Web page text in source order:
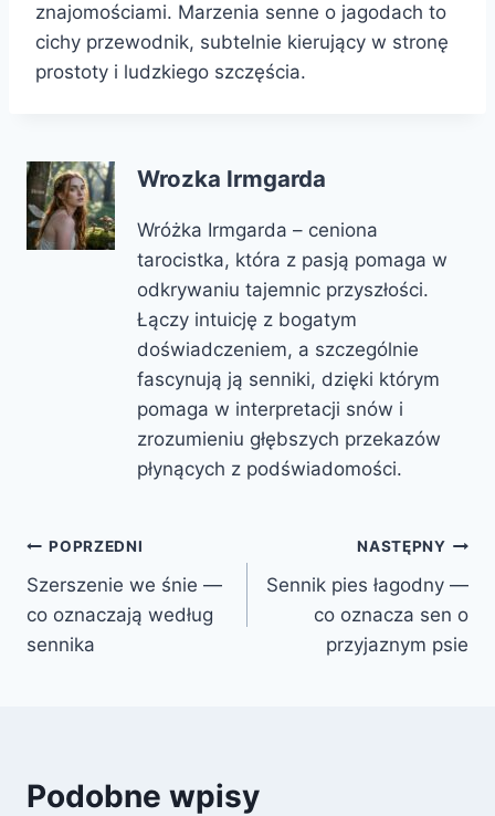
znajomościami. Marzenia senne o jagodach to
cichy przewodnik, subtelnie kierujący w stronę
prostoty i ludzkiego szczęścia.
Wrozka Irmgarda
Wróżka Irmgarda – ceniona
tarocistka, która z pasją pomaga w
odkrywaniu tajemnic przyszłości.
Łączy intuicję z bogatym
doświadczeniem, a szczególnie
fascynują ją senniki, dzięki którym
pomaga w interpretacji snów i
zrozumieniu głębszych przekazów
płynących z podświadomości.
Nawigacja
wpisu
POPRZEDNI
Szerszenie we śnie —
co oznaczają według
sennika
NASTĘPNY
Sennik pies łagodny —
co oznacza sen o
przyjaznym psie
Podobne wpisy